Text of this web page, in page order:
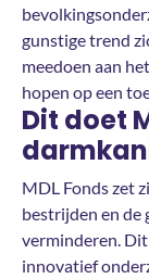
gunstige trend
meedoen aan
hopen op een
Dit doet
MDL Fonds zet
bestrijden en de
verminderen.
innovatief